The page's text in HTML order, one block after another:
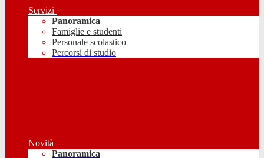
Servizi
Panoramica
Famiglie e studenti
Personale scolastico
Percorsi di studio
Novità
Panoramica